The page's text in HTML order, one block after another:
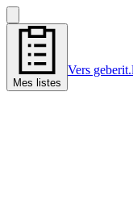
Mes listes
Vers